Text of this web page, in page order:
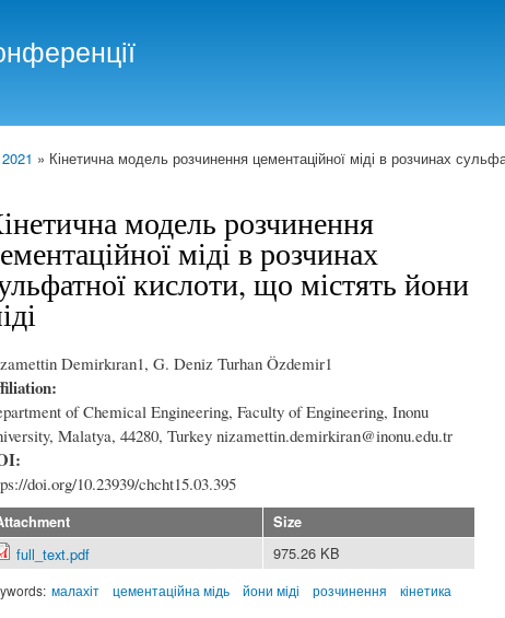
» Кінетична модель розчинення цементаційної міді в розчинах
модель розчинення
міді в розчинах
кислоти, що містять йони
Demirkıran1, G. Deniz Turhan Özdemir1
of Chemical Engineering, Faculty of Engineering, Inonu
Malatya, 44280, Turkey nizamettin.demirkiran@inonu.edu.tr
doi.org/10.23939/chcht15.03.395
Size
full_text.pdf 975.26 KB
малахіт цементаційна мідь йони міді розчинення кінетика